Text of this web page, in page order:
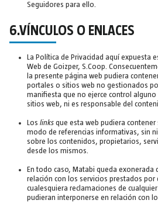
Seguidores para ello.
6.VÍNCULOS O ENLACES
La Política de Privacidad aquí expuesta
Web de Goizper, S.Coop.
la presente página web pudiera
portales o sitios web no gestionados
manifiesta que no ejerce control
sitios web, ni es responsable del
Los links que esta web pudiera
modo de referencias informativas, sin
sobre los contenidos, propietarios,
desde los mismos.
En todo caso, Matabi queda
relación con los servicios prestados por
cualesquiera reclamaciones de
pudieran interponerse en relación con